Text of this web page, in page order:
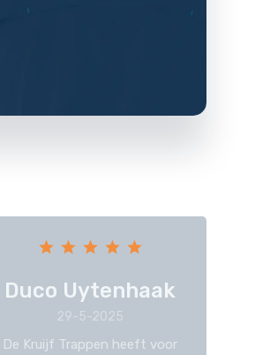
Duco Uytenhaak
29-5-2025
De Kruijf Trappen heeft voor